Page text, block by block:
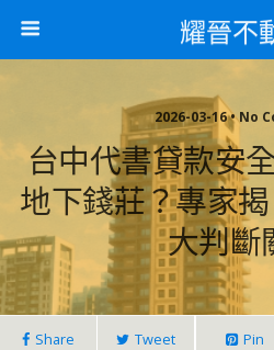
耀晉不
2026-03-16 • No
台中代書貸款安
地下錢莊？專家
大判斷
Share Tweet Pin